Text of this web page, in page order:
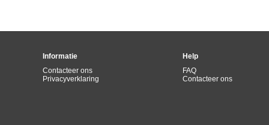
Informatie
Contacteer ons
Privacyverklaring
Help
FAQ
Contacteer ons